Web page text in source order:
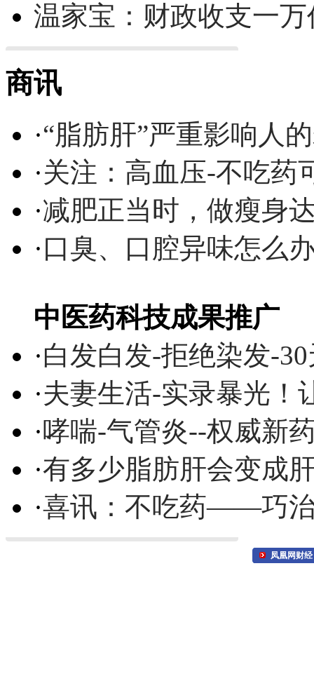
温家宝：财政收支一
商讯
·“脂肪肝”严重影响人
·关注：高血压-不吃药
·减肥正当时，做瘦身
·口臭、口腔异味怎么
中医药科技成果推广
·白发白发-拒绝染发-
·夫妻生活-实录暴光！
·哮喘-气管炎--权威新
·有多少脂肪肝会变成
·喜讯：不吃药——巧
凤凰网财经